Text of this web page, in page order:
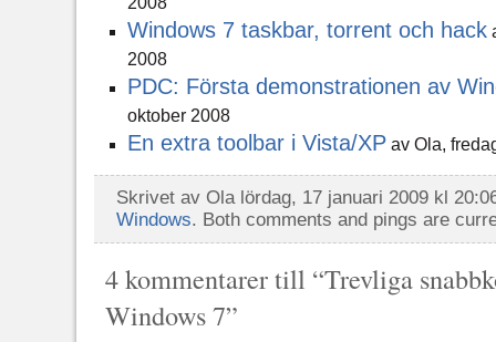
Windows 7 taskbar, torrent och hack
2008
PDC: Första demonstrationen av
oktober 2008
En extra toolbar i Vista/XP av Ola,
Skrivet av Ola lördag, 17 januari 2009 kl
Windows. Both comments and pings are
4 kommentarer till “Trevliga
Windows 7”